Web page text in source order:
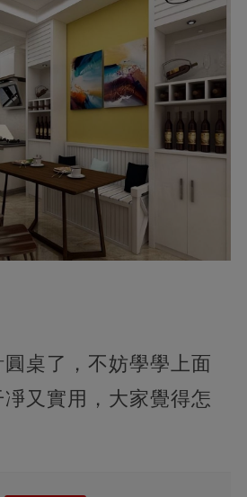
桌了，不妨學學上面
又實用，大家覺得怎